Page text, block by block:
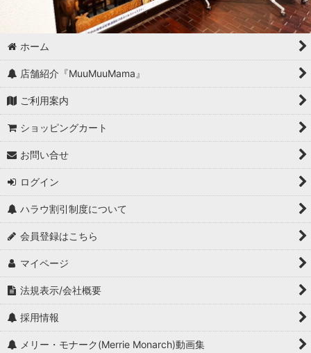
ホーム
店舗紹介『MuuMuuMama』
ご利用案内
ショッピングカート
お問い合せ
ログイン
ハラウ割引制度について
会員登録はこちら
マイページ
法規表示/会社概要
採用情報
メリー・モナーク(Merrie Monarch)動画集